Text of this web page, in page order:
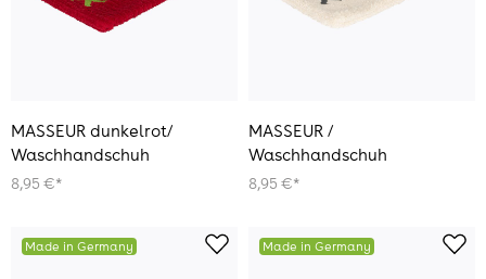
MASSEUR dunkelrot/
Waschhandschuh
8,95 €*
MASSEUR /
Waschhandschuh
8,95 €*
Made in Germany Made in Germany